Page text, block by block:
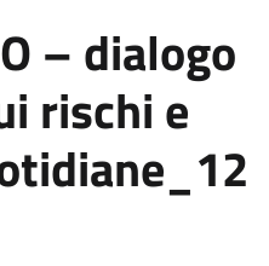
– dialogo
rischi e